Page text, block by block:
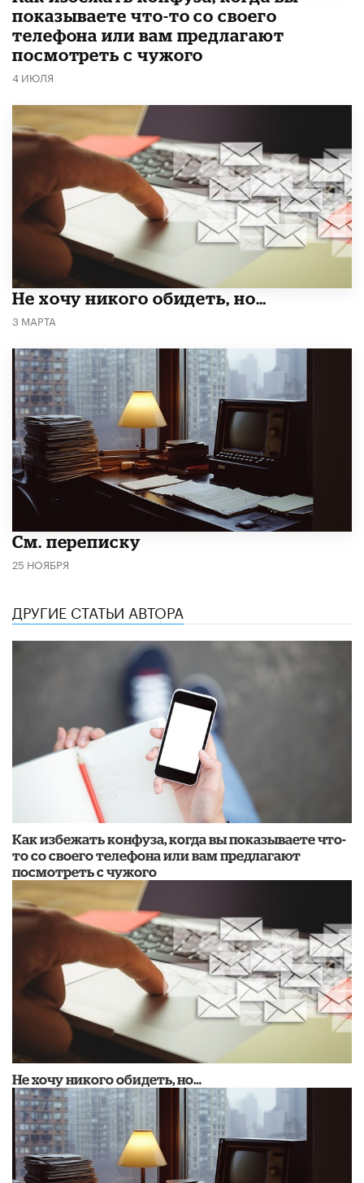
показываете что-то со своего
телефона или вам предлагают
посмотреть с чужого
4 ИЮЛЯ
Не хочу никого обидеть, но…
3 МАРТА
См. переписку
25 НОЯБРЯ
ДРУГИЕ СТАТЬИ АВТОРА
Как избежать конфуза, когда вы показываете что-
то со своего телефона или вам предлагают
посмотреть с чужого
Не хочу никого обидеть, но…